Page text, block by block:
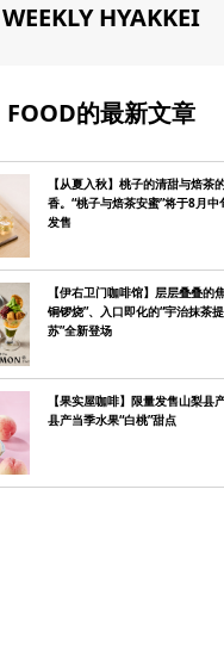
WEEKLY HYAKKEI
FOOD的最新文章
【从夏入秋】桃子的清甜与焙茶
香。“桃子与焙茶安蜜”将于8月中
发售
【伊右卫门咖啡馆】层层叠叠的
铜锣烧”、入口即化的“宇治抹茶
苏”全新登场
【果实屋咖啡】限量发售山梨县
县产当季水果“白桃”甜点